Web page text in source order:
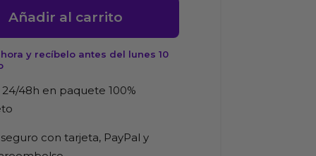
Añadir al carrito
y recíbelo antes del lunes 10
24/48h en paquete 100%
con tarjeta, PayPal y